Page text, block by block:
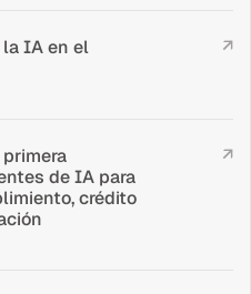
la IA en el
↗
de IA para
crédito
↗